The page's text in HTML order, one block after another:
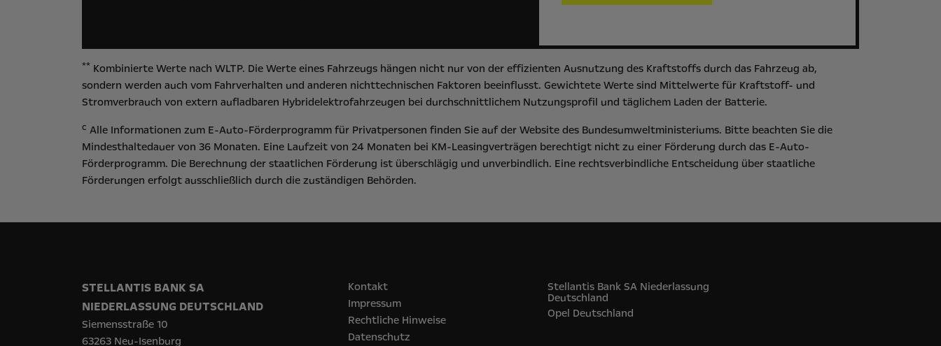
** Kombinierte Werte nach WLTP. Die Werte eines Fahrzeugs hängen nicht nur von der effizienten Ausnutzung des Kraftstoffs durch das Fahrzeug ab,
sondern werden auch vom Fahrverhalten und anderen nichttechnischen Faktoren beeinflusst. Gewichtete Werte sind Mittelwerte für Kraftstoff- und
Stromverbrauch von extern aufladbaren Hybridelektrofahrzeugen bei durchschnittlichem Nutzungsprofil und täglichem Laden der Batterie.
c Alle Informationen zum E-Auto-Förderprogramm für Privatpersonen finden Sie auf der Website des Bundesumweltministeriums. Bitte beachten Sie die
Mindesthaltedauer von 36 Monaten. Eine Laufzeit von 24 Monaten bei KM-Leasingverträgen berechtigt nicht zu einer Förderung durch das E-Auto-
Förderprogramm. Die Berechnung der staatlichen Förderung ist überschlägig und unverbindlich. Eine rechtsverbindliche Entscheidung über staatliche
Förderungen erfolgt ausschließlich durch die zuständigen Behörden.
STELLANTIS BANK SA
NIEDERLASSUNG DEUTSCHLAND
Siemensstraße 10
63263 Neu-Isenburg
Kontakt
Impressum
Rechtliche Hinweise
Datenschutz
Stellantis Bank SA Niederlassung
Deutschland
Opel‎ Deutschland